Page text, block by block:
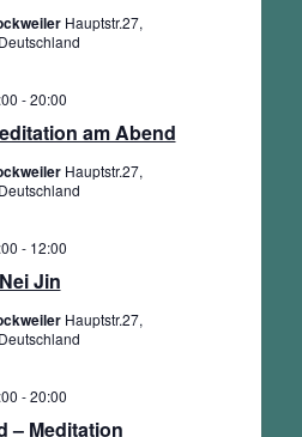
Hauptstr.27,
am Abend
-20:00
Hauptstr.27,
Jin
- 12:00
Hauptstr.27,
– Meditation
-20:00